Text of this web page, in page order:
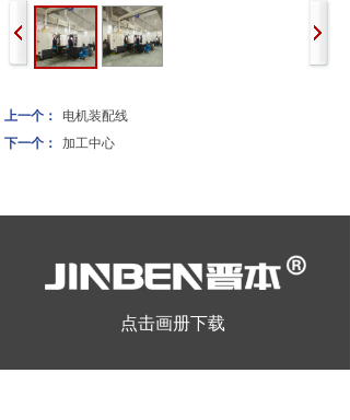
上一个：
电机装配线
下一个：
加工中心
点击画册下载